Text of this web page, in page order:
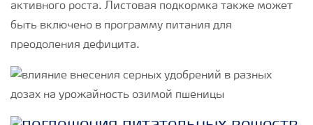
активного роста. Листовая подкормка также может
быть включено в программу питания для
преодоления дефицита.